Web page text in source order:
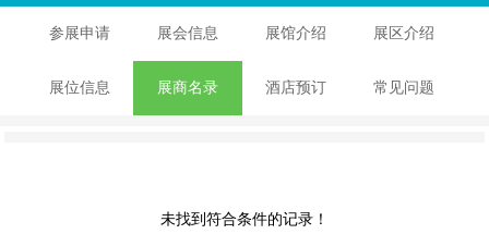
参展申请 展会信息 展馆介绍 展区介绍
展位信息 展商名录 酒店预订 常见问题
未找到符合条件的记录！